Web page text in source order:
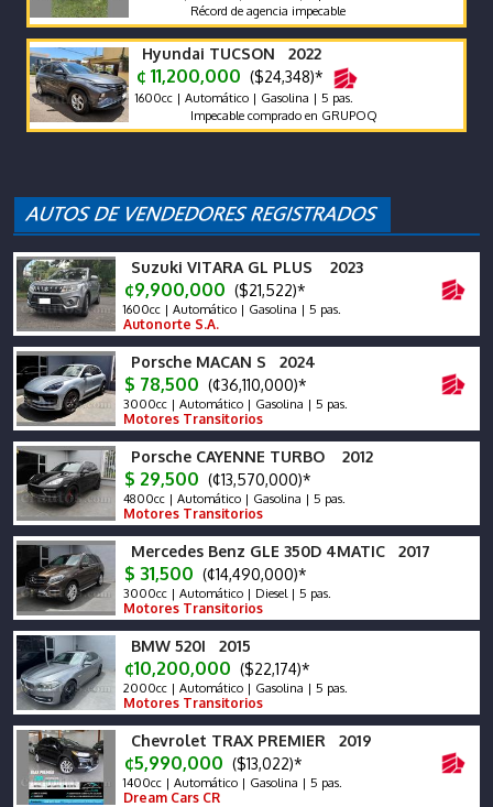
Récord de agencia impecable
Hyundai TUCSON 2022
¢ 11,200,000 ($24,348)*
1600cc | Automático | Gasolina | 5 pas.
Impecable comprado en GRUPOQ
Suzuki VITARA GL PLUS 2023
¢9,900,000 ($21,522)*
1600cc | Automático | Gasolina | 5 pas.
Autonorte S.A.
Porsche MACAN S 2024
$ 78,500 (¢36,110,000)*
3000cc | Automático | Gasolina | 5 pas.
Motores Transitorios
Porsche CAYENNE TURBO 2012
$ 29,500 (¢13,570,000)*
4800cc | Automático | Gasolina | 5 pas.
Motores Transitorios
Mercedes Benz GLE 350D 4MATIC 2017
$ 31,500 (¢14,490,000)*
3000cc | Automático | Diesel | 5 pas.
Motores Transitorios
BMW 520I 2015
¢10,200,000 ($22,174)*
2000cc | Automático | Gasolina | 5 pas.
Motores Transitorios
Chevrolet TRAX PREMIER 2019
¢5,990,000 ($13,022)*
1400cc | Automático | Gasolina | 5 pas.
Dream Cars CR